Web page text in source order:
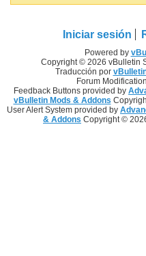
Iniciar sesión
Powered by
Copyright © 2026 vBulletin
Traducción por
Forum
Feedback Buttons provided by
vBulletin Mods & Addons
User Alert System provided by
& Addons Copyright ©